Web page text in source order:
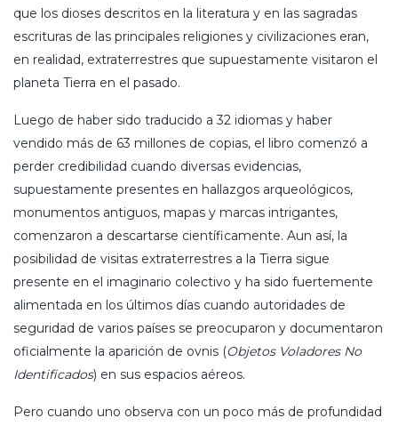
que los dioses descritos en la literatura y en las sagradas
escrituras de las principales religiones y civilizaciones eran,
en realidad, extraterrestres que supuestamente visitaron el
planeta Tierra en el pasado.
Luego de haber sido traducido a 32 idiomas y haber
vendido más de 63 millones de copias, el libro comenzó a
perder credibilidad cuando diversas evidencias,
supuestamente presentes en hallazgos arqueológicos,
monumentos antiguos, mapas y marcas intrigantes,
comenzaron a descartarse científicamente. Aun así, la
posibilidad de visitas extraterrestres a la Tierra sigue
presente en el imaginario colectivo y ha sido fuertemente
alimentada en los últimos días cuando autoridades de
seguridad de varios países se preocuparon y documentaron
oficialmente la aparición de ovnis (Objetos Voladores No
Identificados) en sus espacios aéreos.
Pero cuando uno observa con un poco más de profundidad